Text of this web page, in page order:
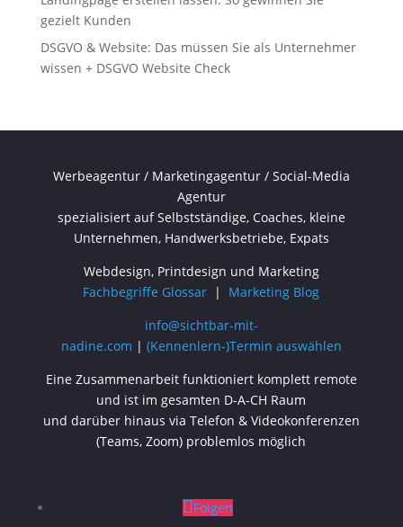
gezielt Kunden
DSGVO & Website: Das müssen Sie als Unternehmer
wissen + DSGVO Website Check
Werbeagentur / Marketingagentur / Social-Media
Agentur
spezialisiert auf Selbstständige, Coaches, kleine
Unternehmen, Handwerksbetriebe, Expats
Webdesign, Printdesign und Marketing
Fachbegriffe Glossar | Marketing Blog
info@sichtbar-mit-
nadine.com | (Kennenlern-)Termin auswählen
Eine Zusammenarbeit funktioniert komplett remote
und ist im gesamten D-A-CH Raum
und darüber hinaus via Telefon & Videokonferenzen
(Teams, Zoom) problemlos möglich
Folgen